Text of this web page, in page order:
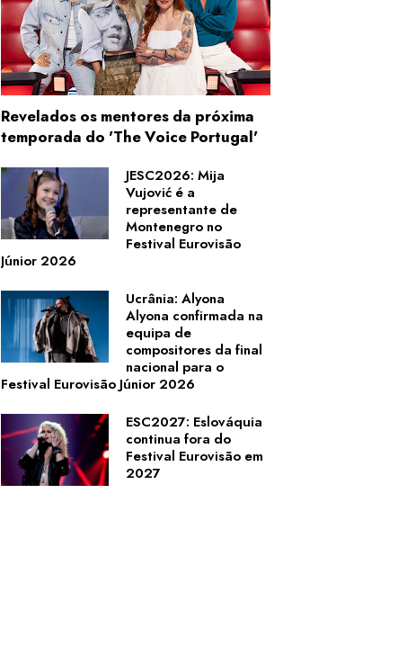
Revelados os mentores da próxima
temporada do 'The Voice Portugal'
JESC2026: Mija
Vujović é a
representante de
Montenegro no
Festival Eurovisão
Júnior 2026
Ucrânia: Alyona
Alyona confirmada na
equipa de
compositores da final
nacional para o
Festival Eurovisão Júnior 2026
ESC2027: Eslováquia
continua fora do
Festival Eurovisão em
2027